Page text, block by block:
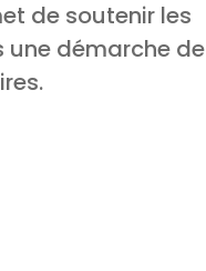
de soutenir les
une démarche de